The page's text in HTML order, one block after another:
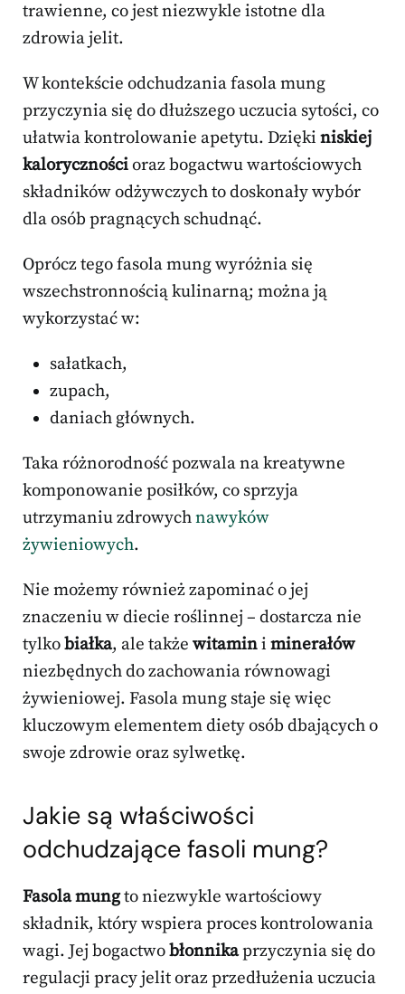
trawienne, co jest niezwykle istotne dla
zdrowia jelit.
W kontekście odchudzania fasola mung
przyczynia się do dłuższego uczucia sytości, co
ułatwia kontrolowanie apetytu. Dzięki niskiej
kalorycznościoraz bogactwu wartościowych
składników odżywczych to doskonały wybór
dla osób pragnących schudnąć.
Oprócz tego fasola mung wyróżnia się
wszechstronnością kulinarną; można ją
wykorzystać w:
sałatkach,
zupach,
daniach głównych.
Taka różnorodność pozwala na kreatywne
komponowanie posiłków, co sprzyja
utrzymaniu zdrowychnawyków
żywieniowych.
Nie możemy również zapominać o jej
znaczeniu w diecie roślinnej – dostarcza nie
tylkobiałka, ale także witamini minerałów
niezbędnych do zachowania równowagi
żywieniowej. Fasola mung staje się więc
kluczowym elementem diety osób dbających o
swoje zdrowie oraz sylwetkę.
Jakie są właściwości
odchudzające fasoli mung?
Fasola mungto niezwykle wartościowy
składnik, który wspiera proces kontrolowania
wagi. Jej bogactwobłonnikaprzyczynia się do
regulacji pracy jelit oraz przedłużenia uczucia